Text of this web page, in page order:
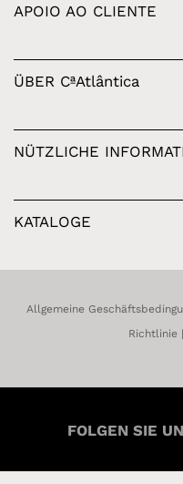
APOIO AO CLIENTE
ÜBER CªAtlântica
NÜTZLICHE
KATALOGE
Allgemeine
Richtlinie |
FOLGEN SIE